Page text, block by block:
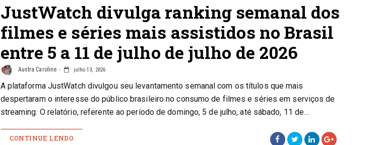
JustWatch divulga ranking semanal dos
filmes e séries mais assistidos no Brasil
entre 5 a 11 de julho de julho de 2026
Austra Caroline julho 13, 2026
A plataforma JustWatch divulgou seu levantamento semanal com os títulos que mais
despertaram o interesse do público brasileiro no consumo de filmes e séries em serviços de
streaming. O relatório, referente ao período de domingo, 5 de julho, até sábado, 11 de…
CONTINUE LENDO